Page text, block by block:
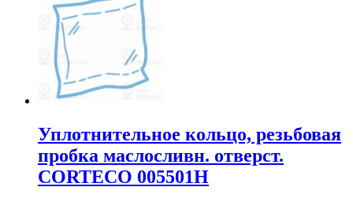
Уплотнительное кольцо, резьбовая
пробка маслосливн. отверст.
CORTECO 005501H